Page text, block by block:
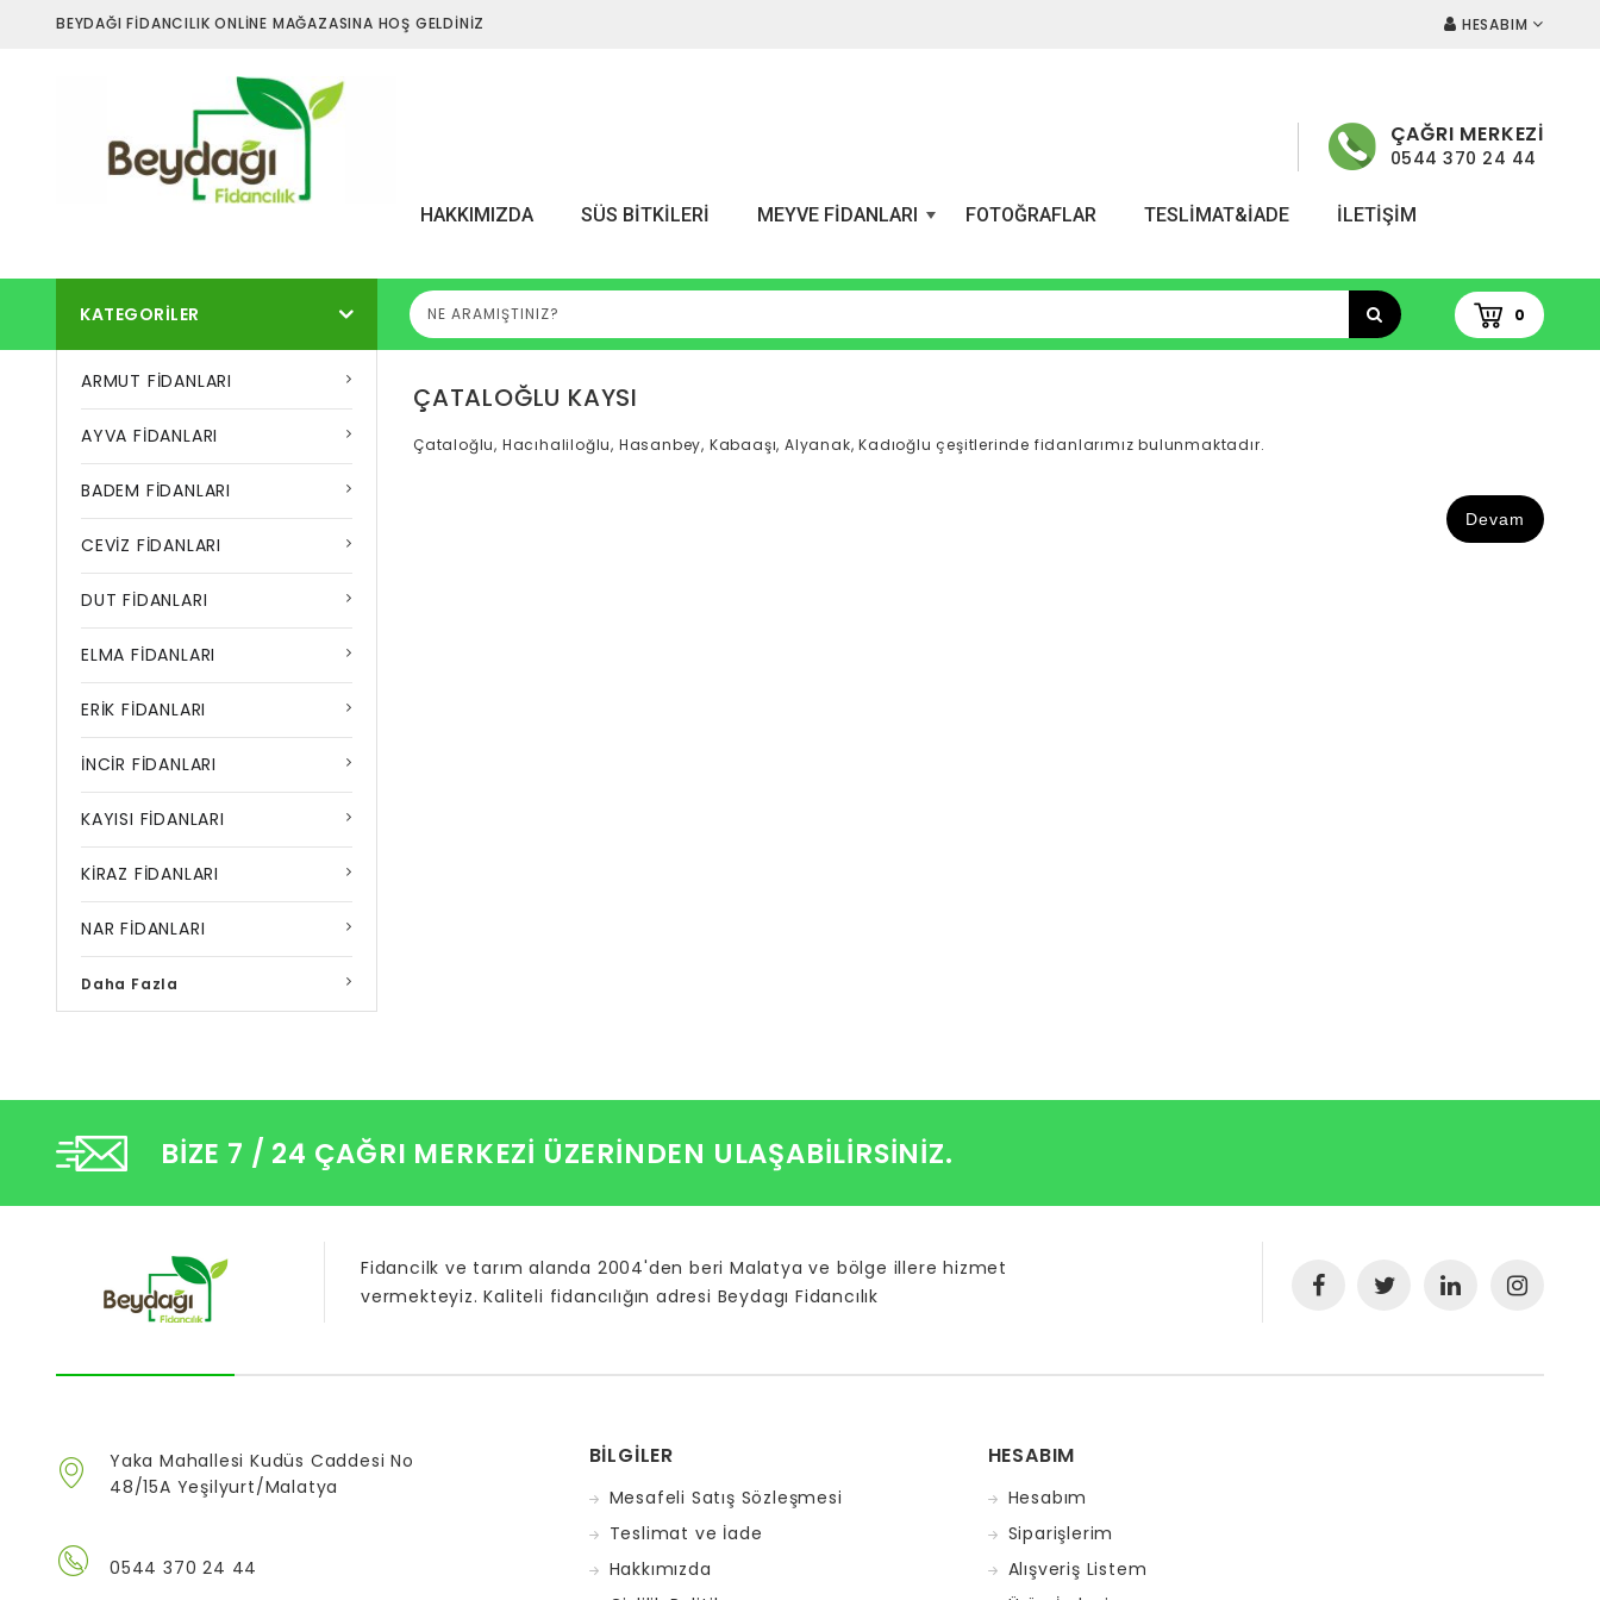
BEYDAĞI FİDANCILIK ONLİNE MAĞAZASINA HOŞ GELDİNİZ HESABIM
ÇAĞRI MERKEZİ
0544 370 24 44
HAKKIMIZDA SÜS BITKILERI MEYVE FIDANLARI FOTOĞRAFLAR TESLİMAT&İADE İLETIŞIM
KATEGORILER 0
ARMUT FİDANLARI
AYVA FİDANLARI
BADEM FİDANLARI
CEVİZ FİDANLARI
DUT FİDANLARI
ELMA FİDANLARI
ERİK FİDANLARI
İNCİR FİDANLARI
KAYISI FİDANLARI
KİRAZ FİDANLARI
NAR FİDANLARI
Daha Fazla
ÇATALOĞLU KAYSI
Çataloğlu, Hacıhaliloğlu, Hasanbey, Kabaaşı, Alyanak, Kadıoğlu çeşitlerinde fidanlarımız bulunmaktadır.
Devam
BIZE 7 / 24 ÇAĞRI MERKEZI ÜZERINDEN ULAŞABILIRSINIZ.
Fidancilk ve tarım alanda 2004'den beri Malatya ve bölge illere hizmet
vermekteyiz. Kaliteli fidancılığın adresi Beydagı Fidancılık
Yaka Mahallesi Kudüs Caddesi No
48/15A Yeşilyurt/Malatya
0544 370 24 44
BILGILER
Mesafeli Satış Sözleşmesi
Teslimat ve İade
Hakkımızda
HESABIM
Hesabım
Siparişlerim
Alışveriş Listem